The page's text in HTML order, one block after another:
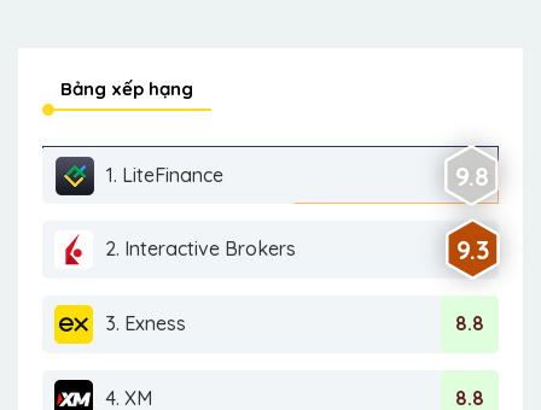
Bảng xếp hạng
1. LiteFinance 9.8
2. Interactive Brokers 9.3
3. Exness 8.8
4. XM 8.8